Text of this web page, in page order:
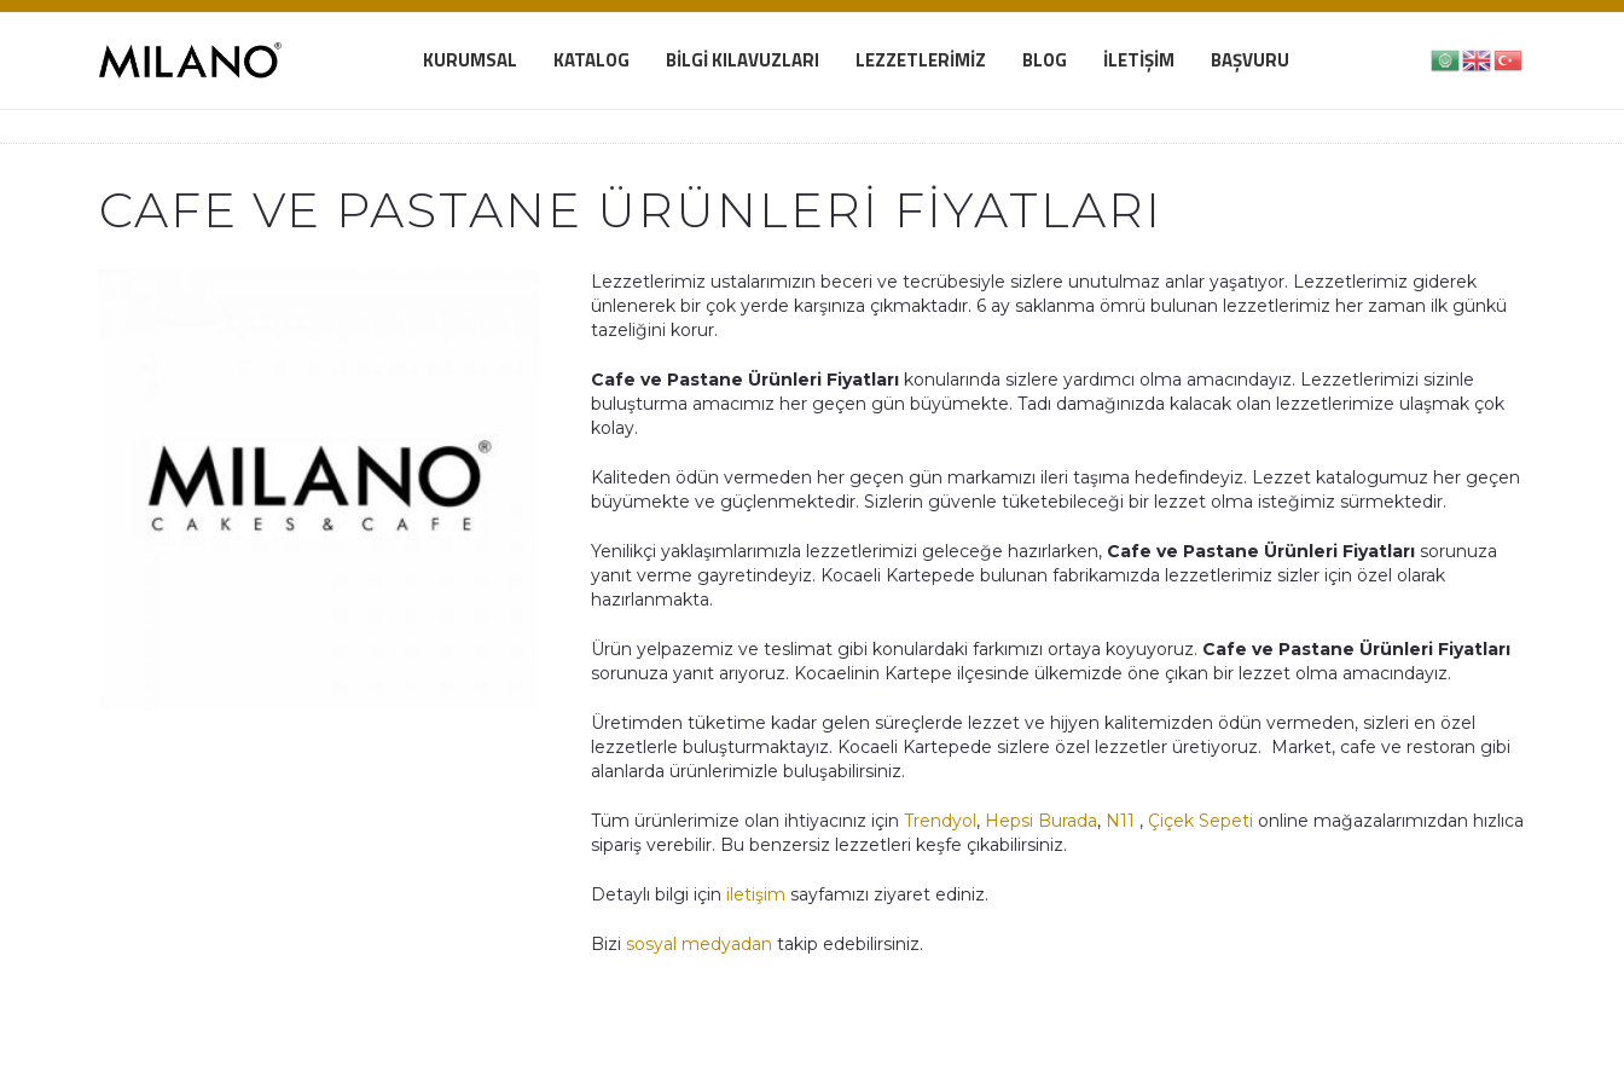
KURUMSAL KATALOG BILGI KILAVUZLARI LEZZETLERIMIZ BLOG İLETIŞIM BAŞVURU
CAFE VE PASTANE ÜRÜNLERI FIYATLARI
Lezzetlerimiz ustalarımızın beceri ve tecrübesiyle sizlere unutulmaz anlar yaşatıyor. Lezzetlerimiz giderek
ünlenerek bir çok yerde karşınıza çıkmaktadır. 6 ay saklanma ömrü bulunan lezzetlerimiz her zaman ilk günkü
tazeliğini korur.
Cafe ve Pastane Ürünleri Fiyatları konularında sizlere yardımcı olma amacındayız. Lezzetlerimizi sizinle
buluşturma amacımız her geçen gün büyümekte. Tadı damağınızda kalacak olan lezzetlerimize ulaşmak çok
kolay.
Kaliteden ödün vermeden her geçen gün markamızı ileri taşıma hedefindeyiz. Lezzet katalogumuz her geçen
büyümekte ve güçlenmektedir. Sizlerin güvenle tüketebileceği bir lezzet olma isteğimiz sürmektedir.
Yenilikçi yaklaşımlarımızla lezzetlerimizi geleceğe hazırlarken, Cafe ve Pastane Ürünleri Fiyatlarısorunuza
yanıt verme gayretindeyiz. Kocaeli Kartepede bulunan fabrikamızda lezzetlerimiz sizler için özel olarak
hazırlanmakta.
Ürün yelpazemiz ve teslimat gibi konulardaki farkımızı ortaya koyuyoruz. Cafe ve Pastane Ürünleri Fiyatları
sorunuza yanıt arıyoruz. Kocaelinin Kartepe ilçesinde ülkemizde öne çıkan bir lezzet olma amacındayız.
Üretimden tüketime kadar gelen süreçlerde lezzet ve hijyen kalitemizden ödün vermeden, sizleri en özel
lezzetlerle buluşturmaktayız. Kocaeli Kartepede sizlere özel lezzetler üretiyoruz. Market, cafe ve restoran gibi
alanlarda ürünlerimizle buluşabilirsiniz.
Tüm ürünlerimize olan ihtiyacınız içinTrendyol, Hepsi Burada, N11 , Çiçek Sepeti online mağazalarımızdan hızlıca
sipariş verebilir. Bu benzersiz lezzetleri keşfe çıkabilirsiniz.
Detaylı bilgi için iletişim sayfamızı ziyaret ediniz.
Bizisosyal medyadan takip edebilirsiniz.